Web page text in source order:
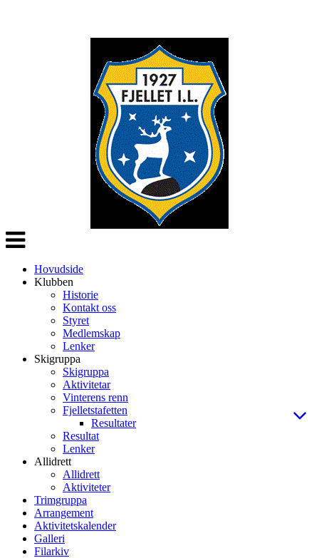
Veksle
navigasjon
Hovudside
Klubben
Historie
Kontakt oss
Styret
Medlemskap
Lenker
Skigruppa
Skigruppa
Aktivitetar
Vinterens renn
Fjelletstafetten
Resultater
Resultat
Lenker
Allidrett
Allidrett
Aktiviteter
Trimgruppa
Arrangement
Aktivitetskalender
Galleri
Filarkiv